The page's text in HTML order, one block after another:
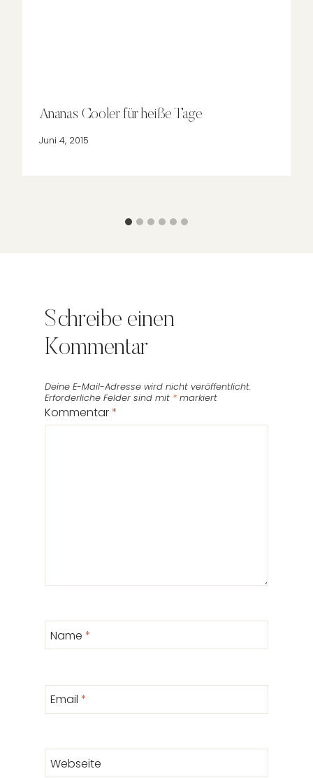
Ananas Cooler für heiße Tage
Juni 4, 2015
Schreibe einen
Kommentar
Deine E-Mail-Adresse wird nicht veröffentlicht.
Erforderliche Felder sind mit * markiert
Kommentar*
Name *
Email *
Webseite